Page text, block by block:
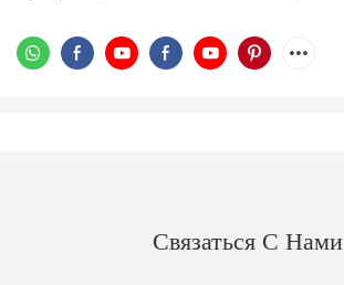
Связаться С Нами